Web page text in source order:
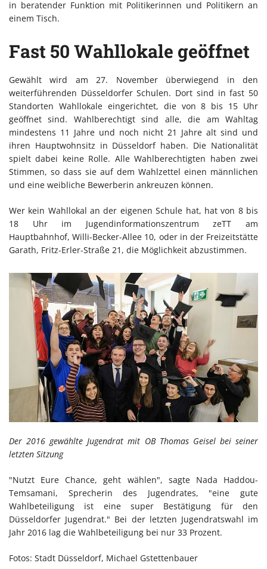
in beratender Funktion mit Politikerinnen und Politikern an
einem Tisch.
Fast 50 Wahllokale geöffnet
Gewählt wird am 27. November überwiegend in den
weiterführenden Düsseldorfer Schulen. Dort sind in fast 50
Standorten Wahllokale eingerichtet, die von 8 bis 15 Uhr
geöffnet sind. Wahlberechtigt sind alle, die am Wahltag
mindestens 11 Jahre und noch nicht 21 Jahre alt sind und
ihren Hauptwohnsitz in Düsseldorf haben. Die Nationalität
spielt dabei keine Rolle. Alle Wahlberechtigten haben zwei
Stimmen, so dass sie auf dem Wahlzettel einen männlichen
und eine weibliche Bewerberin ankreuzen können.
Wer kein Wahllokal an der eigenen Schule hat, hat von 8 bis
18 Uhr im Jugendinformationszentrum zeTT am
Hauptbahnhof, Willi-Becker-Allee 10, oder in der Freizeitstätte
Garath, Fritz-Erler-Straße 21, die Möglichkeit abzustimmen.
Der 2016 gewählte Jugendrat mit OB Thomas Geisel bei seiner
letzten Sitzung
"Nutzt Eure Chance, geht wählen", sagte Nada Haddou-
Temsamani, Sprecherin des Jugendrates, "eine gute
Wahlbeteiligung ist eine super Bestätigung für den
Düsseldorfer Jugendrat." Bei der letzten Jugendratswahl im
Jahr 2016 lag die Wahlbeteiligung bei nur 33 Prozent.
Fotos: Stadt Düsseldorf, Michael Gstettenbauer